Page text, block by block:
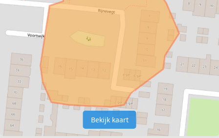
Bekijk kaart